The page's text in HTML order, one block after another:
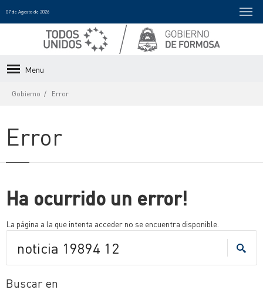
07 de Agosto de 2026
Menu
Gobierno Error
Error
Ha ocurrido un error!
La página a la que intenta acceder no se encuentra disponible.
Buscar en